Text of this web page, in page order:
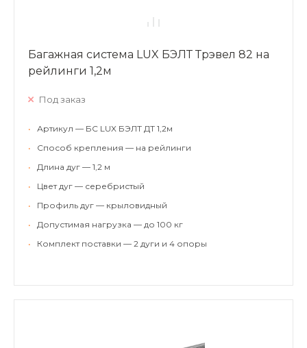
Багажная система LUX БЭЛТ Трэвел 82 на
рейлинги 1,2м
Под заказ
•
Артикул — БС LUX БЭЛТ ДТ 1,2м
•
Способ крепления — на рейлинги
•
Длина дуг — 1,2 м
•
Цвет дуг — серебристый
•
Профиль дуг — крыловидный
•
Допустимая нагрузка — до 100 кг
•
Комплект поставки — 2 дуги и 4 опоры